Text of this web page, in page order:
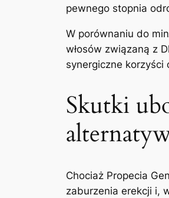
pewnego stopnia
W porównaniu do
włosów związaną z
synergiczne korzyści
Skutki
Chociaż Propecia
zaburzenia erekcji i,